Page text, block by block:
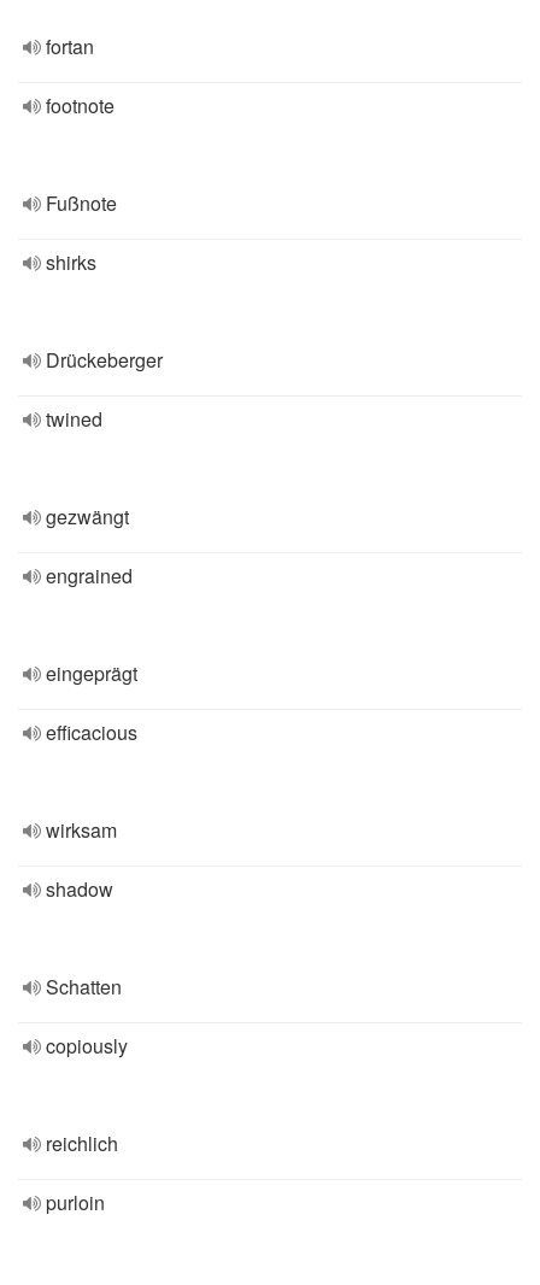
fortan
footnote
Fußnote
shirks
Drückeberger
twined
gezwängt
engrained
eingeprägt
efficacious
wirksam
shadow
Schatten
copiously
reichlich
purloin